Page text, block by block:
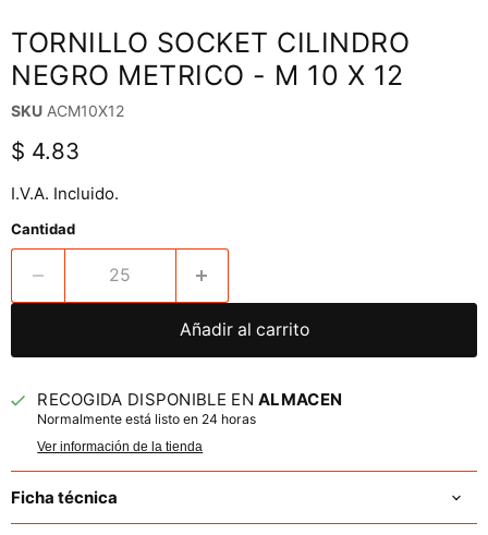
TORNILLO SOCKET CILINDRO
NEGRO METRICO - M 10 X 12
SKU ACM10X12
Precio actual
$ 4.83
I.V.A. Incluido.
Cantidad
Añadir al carrito
RECOGIDA DISPONIBLE ENALMACEN
Normalmente está listo en 24 horas
Ver información de la tienda
Ficha técnica